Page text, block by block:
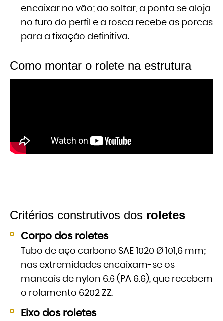
encaixar no vão; ao soltar, a ponta se aloja
no furo do perfil e a rosca recebe as porcas
para a fixação definitiva.
Como montar o rolete na estrutura
Critérios construtivos dos roletes
Corpo dos roletes
Tubo de aço carbono SAE 1020 Ø 101,6 mm;
nas extremidades encaixam-se os
mancais de nylon 6.6 (PA 6.6), que recebem
o rolamento 6202 ZZ.
Eixo dos roletes